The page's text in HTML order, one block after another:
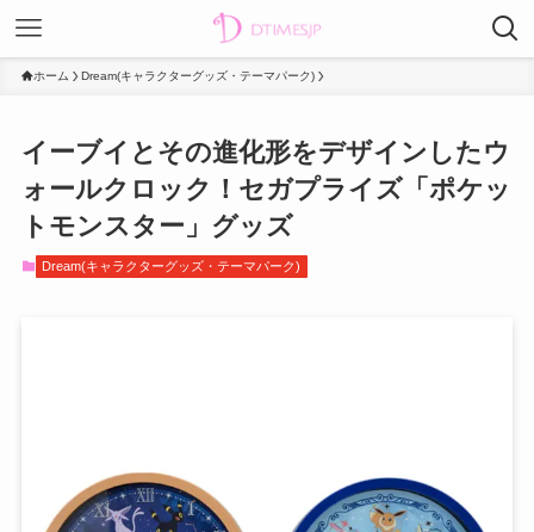
ホーム Dream(キャラクターグッズ・テーマパーク)
イーブイとその進化形をデザインしたウ
ォールクロック！セガプライズ「ポケッ
トモンスター」グッズ
Dream(キャラクターグッズ・テーマパーク)